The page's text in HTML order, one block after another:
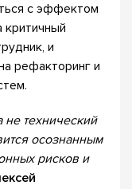
с эффектом
критичный
и
рефакторинг и
не технический
осознанным
рисков и